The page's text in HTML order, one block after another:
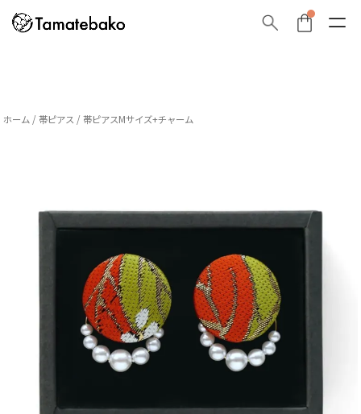
ホーム /帯ピアス / 帯ピアスMサイズ+チャーム